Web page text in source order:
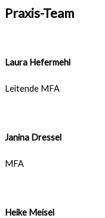
Praxis-Team
Laura Hefermehl
Leitende MFA
Janina Dressel
MFA
Heike Meisel